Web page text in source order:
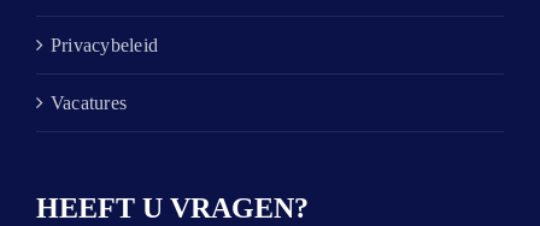
Privacybeleid
Vacatures
HEEFT U VRAGEN?